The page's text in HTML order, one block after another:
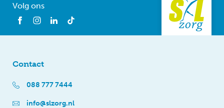
Volg ons
Contact
088 777 7444
info@slzorg.nl